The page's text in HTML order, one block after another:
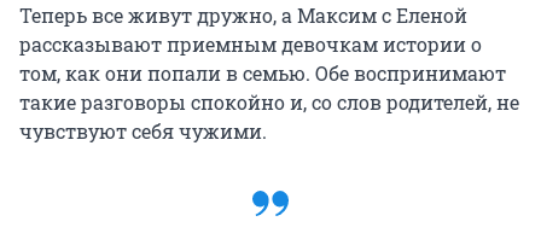
Теперь все живут дружно, а Максим с Еленой
рассказывают приемным девочкам истории о
том, как они попали в семью. Обе воспринимают
такие разговоры спокойно и, со слов родителей, не
чувствуют себя чужими.